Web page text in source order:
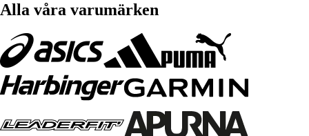
Alla våra varumärken